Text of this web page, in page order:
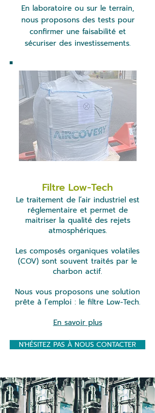
En laboratoire ou sur le terrain,
nous proposons des tests pour
confirmer une faisabilité et
sécuriser des investissements.
Filtre Low-Tech
Le traitement de l’air industriel est
réglementaire et permet de
maitriser la qualité des rejets
atmosphériques.
Les composés organiques volatiles
(COV) sont souvent traités par le
charbon actif.
Nous vous proposons une solution
prête à l’emploi : le filtre Low-Tech.
En savoir plus
N'HÉSITEZ PAS À NOUS CONTACTER